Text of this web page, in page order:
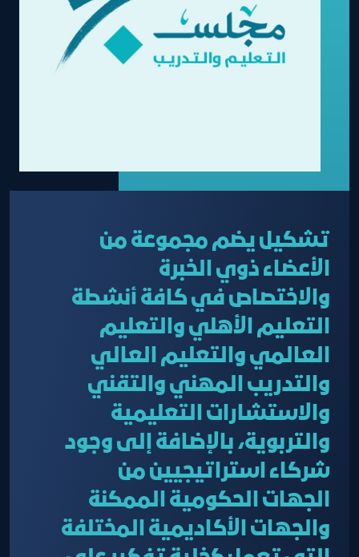
تشكيل يضم مجموعة من
الأعضاء ذوي الخبرة
والاختصاص في كافة أنشطة
التعليم الأهلي والتعليم
العالمي والتعليم العالي
والتدريب المهني والتقني
والاستشارات التعليمية
والتربوية، بالإضافة إلى وجود
شركاء استراتيجيين من
الجهات الحكومية الممكنة
والجهات الأكاديمية المختلفة